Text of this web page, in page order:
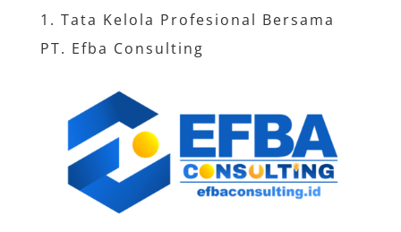
1. Tata Kelola Profesional Bersama
PT. Efba Consulting